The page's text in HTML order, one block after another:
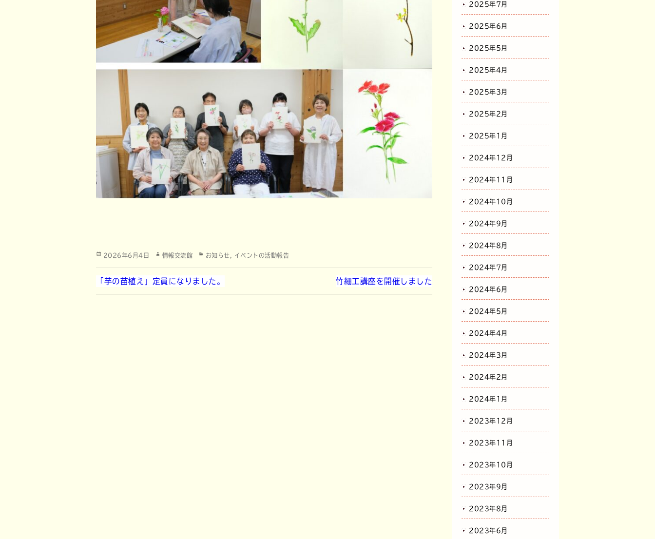
投
2026年6月4日
作
情報交流館
カ
リ
お知らせ イベントの活動報告
「芋の苗植え」定員になりました。 竹細工講座を開催しました
2025年7月
2025年6月
2025年5月
2025年4月
2025年3月
2025年2月
2025年1月
2024年12月
2024年11月
2024年10月
2024年9月
2024年8月
2024年7月
2024年6月
2024年5月
2024年4月
2024年3月
2024年2月
2024年1月
2023年12月
2023年11月
2023年10月
2023年9月
2023年8月
2023年6月